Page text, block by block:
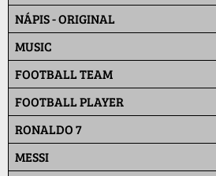
NÁPIS - ORIGINAL
MUSIC
FOOTBALL TEAM
FOOTBALL PLAYER
RONALDO 7
MESSI